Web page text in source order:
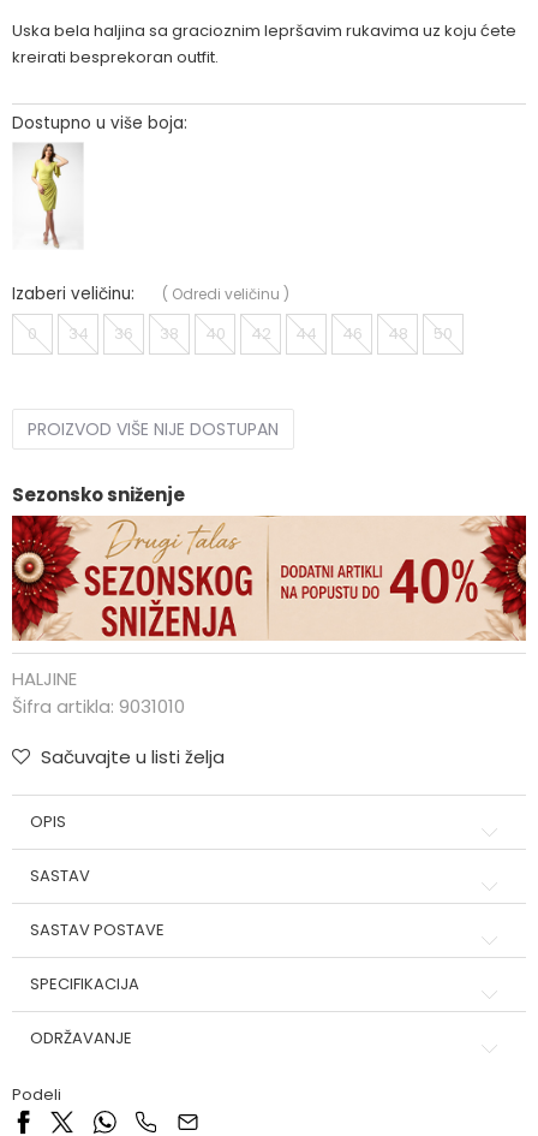
Uska bela haljina sa gracioznim lepršavim rukavima uz koju ćete
kreirati besprekoran outfit.
Dostupno u više boja:
Izaberi veličinu: ( Odredi veličinu )
0 34 36 38 40 42 44 46 48 50
PROIZVOD VIŠE NIJE DOSTUPAN
Sezonsko sniženje
HALJINE
Šifra artikla: 9031010
Sačuvajte u listi želja
OPIS
SASTAV
SASTAV POSTAVE
SPECIFIKACIJA
ODRŽAVANJE
Podeli